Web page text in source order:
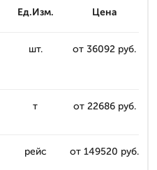
Ед.Изм. Цена
шт. от 36092 руб.
т от 22686 руб.
рейс от 149520 руб.